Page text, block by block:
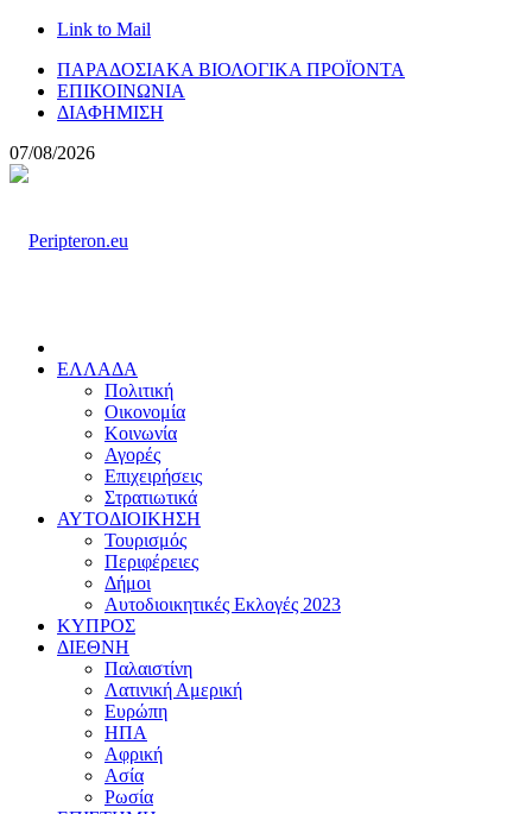
Link to Mail
ΠΑΡΑΔΟΣΙΑΚΑ ΒΙΟΛΟΓΙΚΑ ΠΡΟΪΟΝΤΑ
ΕΠΙΚΟΙΝΩΝΙΑ
ΔΙΑΦΗΜΙΣΗ
07/08/2026
ΕΛΛΑΔΑ
Πολιτική
Οικονομία
Κοινωνία
Αγορές
Επιχειρήσεις
Στρατιωτικά
ΑΥΤΟΔΙΟΙΚΗΣΗ
Τουρισμός
Περιφέρειες
Δήμοι
Αυτοδιοικητικές Εκλογές 2023
ΚΥΠΡΟΣ
ΔΙΕΘΝΗ
Παλαιστίνη
Λατινική Αμερική
Ευρώπη
ΗΠΑ
Αφρική
Ασία
Ρωσία